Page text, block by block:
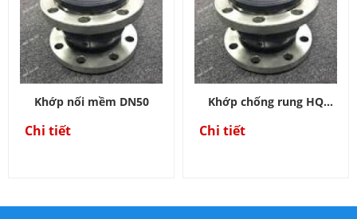
Khớp nối mềm DN50
Chi tiết
Khớp chống rung HQ
DN50-DN600
Chi tiết